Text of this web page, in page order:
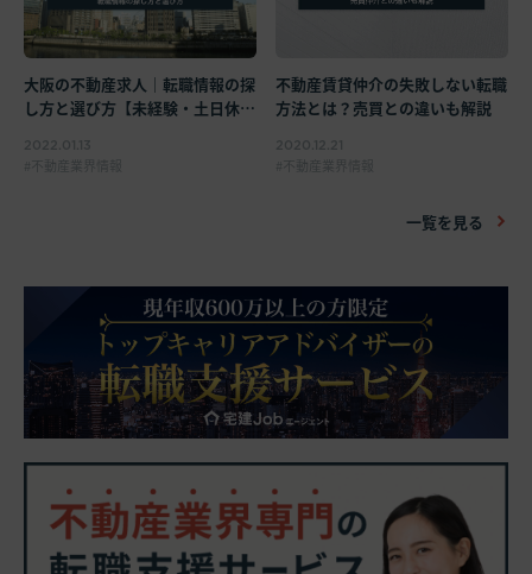
大阪の不動産求人｜転職情報の探
し方と選び方【未経験・土日休
2022.01.13
不動産業界情報
不動産賃貸仲介の失敗しない転職
方法とは？売買との違いも解説
2020.12.21
不動産業界情報
一覧を見る